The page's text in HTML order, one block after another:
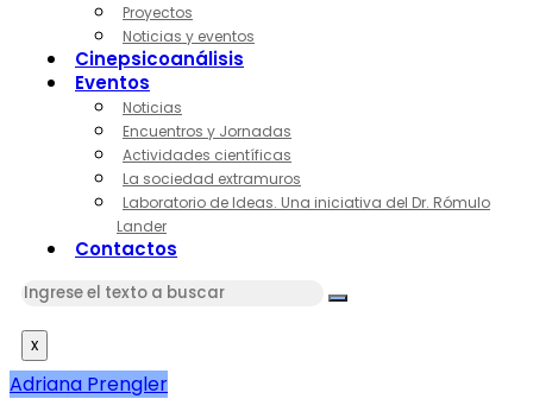
Proyectos
Noticias y eventos
Cinepsicoanálisis
Eventos
Noticias
Encuentros y Jornadas
Actividades científicas
La sociedad extramuros
Laboratorio de Ideas. Una iniciativa del Dr. Rómulo
Lander
Contactos
x
Adriana Prengler